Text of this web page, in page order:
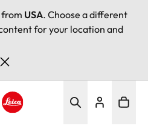
USA. Choose a different
for your location and